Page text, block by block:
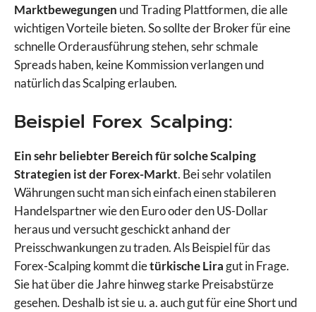
Marktbewegungen und Trading Plattformen, die alle
wichtigen Vorteile bieten. So sollte der Broker für eine
schnelle Orderausführung stehen, sehr schmale
Spreads haben, keine Kommission verlangen und
natürlich das Scalping erlauben.
Beispiel Forex Scalping:
Ein sehr beliebter Bereich für solche Scalping
Strategien ist der Forex-Markt. Bei sehr volatilen
Währungen sucht man sich einfach einen stabileren
Handelspartner wie den Euro oder den US-Dollar
heraus und versucht geschickt anhand der
Preisschwankungen zu traden. Als Beispiel für das
Forex-Scalping kommt dietürkische Lira gut in Frage.
Sie hat über die Jahre hinweg starke Preisabstürze
gesehen. Deshalb ist sie u. a. auch gut für eine Short und